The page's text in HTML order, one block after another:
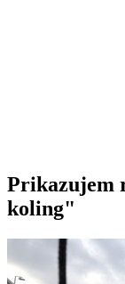
Prikazujem
koling"